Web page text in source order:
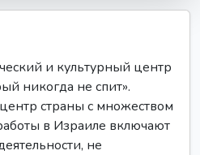
и культурный центр
никогда не спит».
страны с множеством
в Израиле включают
не